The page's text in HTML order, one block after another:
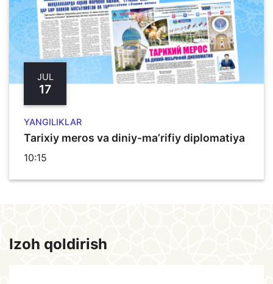
JUL
17
YANGILIKLAR
Tarixiy meros va diniy-ma’rifiy diplomatiya
10:15
Izoh qoldirish